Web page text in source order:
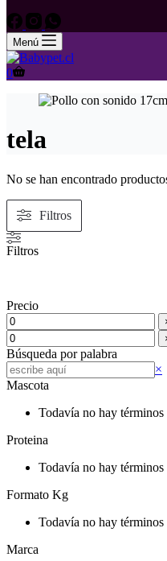
Menú
Carro
compra
0
tela
No se han encontrado
Filtros
Filtros
Precio
Búsqueda por palabra
Buscar
×
Mascota
Todavía no hay
Proteina
Todavía no hay
Formato Kg
Todavía no hay
Marca